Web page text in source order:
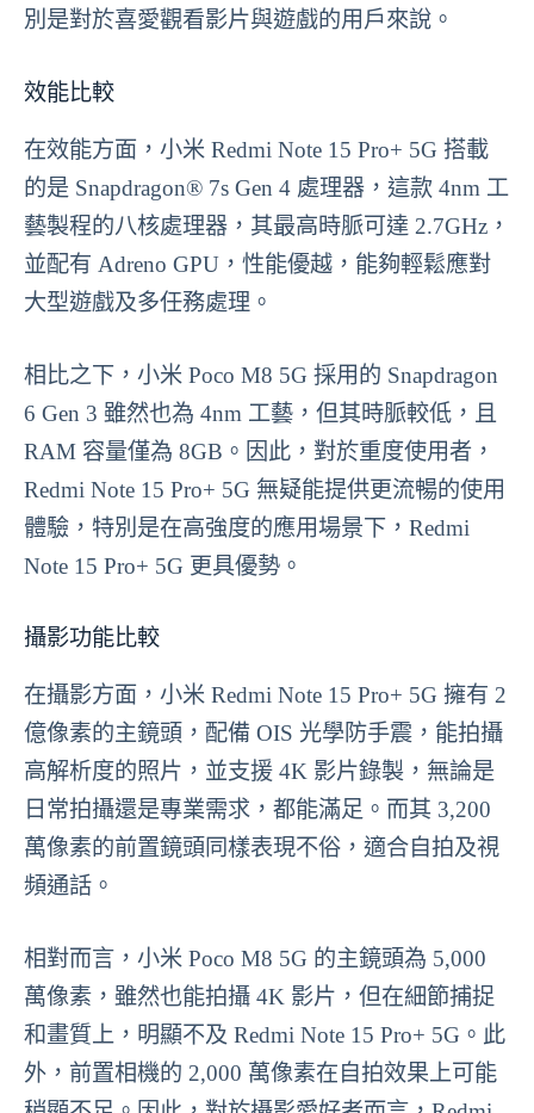
別是對於喜愛觀看影片與遊戲的用戶來說。
效能比較
在效能方面，小米 Redmi Note 15 Pro+ 5G 搭載
的是 Snapdragon® 7s Gen 4 處理器，這款 4nm 工
藝製程的八核處理器，其最高時脈可達 2.7GHz，
並配有 Adreno GPU，性能優越，能夠輕鬆應對
大型遊戲及多任務處理。
相比之下，小米 Poco M8 5G 採用的 Snapdragon
6 Gen 3 雖然也為 4nm 工藝，但其時脈較低，且
RAM 容量僅為 8GB。因此，對於重度使用者，
Redmi Note 15 Pro+ 5G 無疑能提供更流暢的使用
體驗，特別是在高強度的應用場景下，Redmi
Note 15 Pro+ 5G 更具優勢。
攝影功能比較
在攝影方面，小米 Redmi Note 15 Pro+ 5G 擁有 2
億像素的主鏡頭，配備 OIS 光學防手震，能拍攝
高解析度的照片，並支援 4K 影片錄製，無論是
日常拍攝還是專業需求，都能滿足。而其 3,200
萬像素的前置鏡頭同樣表現不俗，適合自拍及視
頻通話。
相對而言，小米 Poco M8 5G 的主鏡頭為 5,000
萬像素，雖然也能拍攝 4K 影片，但在細節捕捉
和畫質上，明顯不及 Redmi Note 15 Pro+ 5G。此
外，前置相機的 2,000 萬像素在自拍效果上可能